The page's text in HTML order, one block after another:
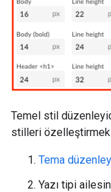
Temel stil
stilleri özelleştirmek
Tema
Yazı tipi